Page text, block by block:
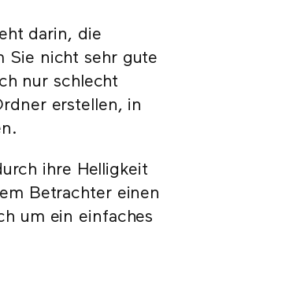
darin, die
Sie nicht sehr gute
nur schlecht
erstellen, in
ihre Helligkeit
Betrachter einen
um ein einfaches